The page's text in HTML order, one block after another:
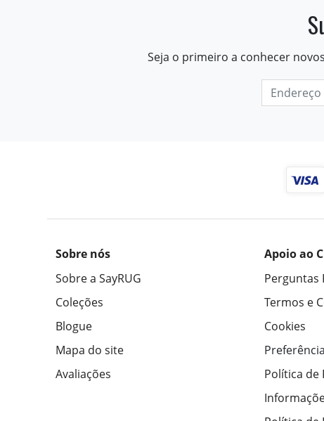
Seja o primeiro a conhecer
Sobre nós
Sobre a SayRUG
Coleções
Blogue
Mapa do site
Avaliações
Apoio ao
Perguntas
Termos e
Cookies
Política de